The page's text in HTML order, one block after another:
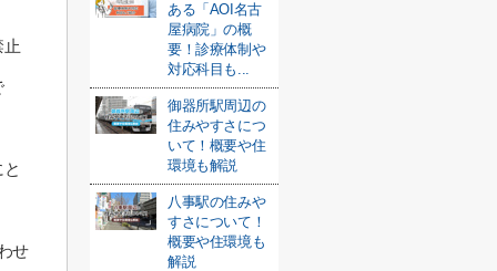
せ
ある「AOI名古
屋病院」の概
要！診療体制や
対応科目も...
御器所駅周辺の
住みやすさにつ
いて！概要や住
環境も解説
八事駅の住みや
すさについて！
概要や住環境も
解説